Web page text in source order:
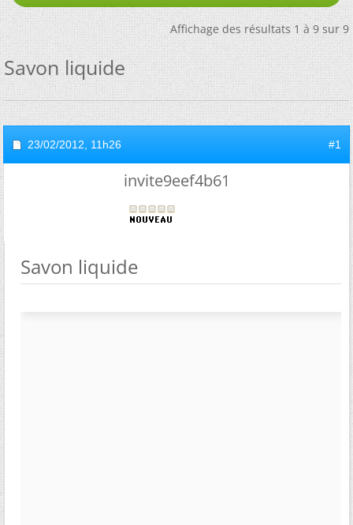
Affichage des résultats 1 à 9 sur 9
Savon liquide
23/02/2012, 11h26 #1
invite9eef4b61
Savon liquide